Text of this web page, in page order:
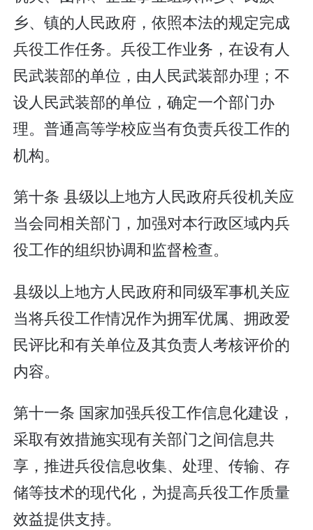
乡、镇的人民政府，依照本法的规定完成
兵役工作任务。兵役工作业务，在设有人
民武装部的单位，由人民武装部办理；不
设人民武装部的单位，确定一个部门办
理。普通高等学校应当有负责兵役工作的
机构。
第十条 县级以上地方人民政府兵役机关应
当会同相关部门，加强对本行政区域内兵
役工作的组织协调和监督检查。
县级以上地方人民政府和同级军事机关应
当将兵役工作情况作为拥军优属、拥政爱
民评比和有关单位及其负责人考核评价的
内容。
第十一条 国家加强兵役工作信息化建设，
采取有效措施实现有关部门之间信息共
享，推进兵役信息收集、处理、传输、存
储等技术的现代化，为提高兵役工作质量
效益提供支持。